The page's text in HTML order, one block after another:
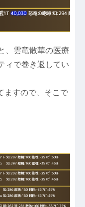
、雲竜散華の医療
ィで巻き返してい
ますので、そこで